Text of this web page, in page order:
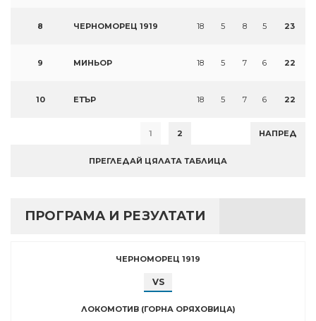
8 ЧЕРНОМОРЕЦ 1919 18 5 8 5 23
9 МИНЬОР 18 5 7 6 22
10 ЕТЪР 18 5 7 6 22
1 2 НАПРЕД
ПРЕГЛЕДАЙ ЦЯЛАТА ТАБЛИЦА
ПРОГРАМА И РЕЗУЛТАТИ
ЧЕРНОМОРЕЦ 1919
VS
ЛОКОМОТИВ (ГОРНА ОРЯХОВИЦА)